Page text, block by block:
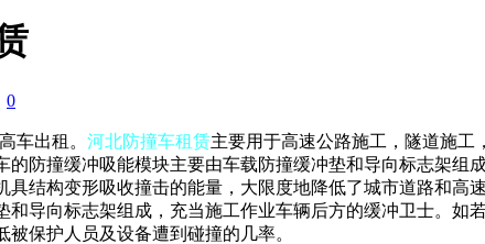
0
车出租。 河北防撞车租赁主要用于高速公路施工，隧道施工
防撞缓冲吸能模块主要由车载防撞缓冲垫和导向标志架组
结构变形吸收撞击的能量，大限度地降低了城市道路和高
导向标志架组成，充当施工作业车辆后方的缓冲卫士。如
保护人员及设备遭到碰撞的几率。